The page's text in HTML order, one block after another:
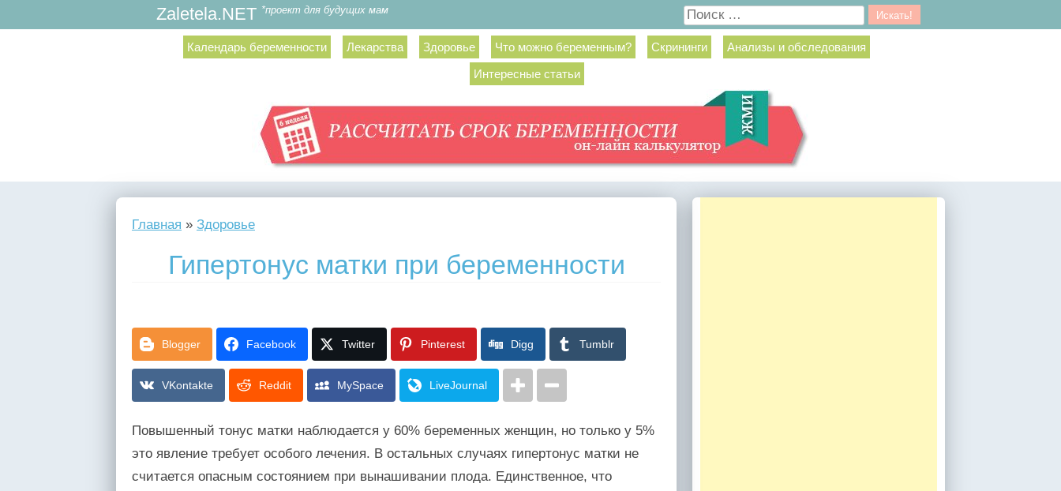
Zaletela.NET *проект для будущих мам Поиск
Календарь беременности Лекарства Здоровье Что можно беременным? Скрининги
Анализы и обследования
Интересные статьи
Главная » Здоровье
Гипертонус матки при беременности
Blogger Facebook Twitter Pinterest Digg Tumblr
VKontakte Reddit MySpace LiveJournal
Повышенный тонус матки наблюдается у 60% беременных женщин, но только у 5%
это явление требует особого лечения. В остальных случаях гипертонус матки не
считается опасным состоянием при вынашивании плода. Единственное, что